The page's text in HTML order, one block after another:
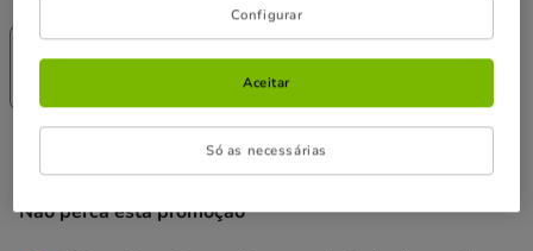
55 cm
un.
80 cm
Sem Stock
100 cm
un.
Não perca esta promoção
Configurar
Só as necessárias
Aceitar